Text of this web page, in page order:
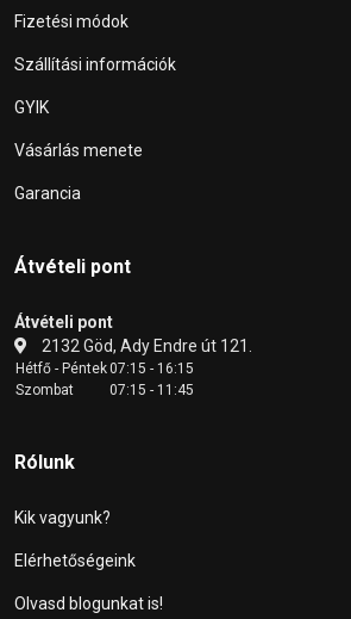
Fizetési módok
Szállítási információk
GYIK
Vásárlás menete
Garancia
Átvételi pont
Átvételi pont
2132 Göd, Ady Endre út 121.
Hétfő - Péntek07:15 - 16:15
Szombat
07:15 - 11:45
Rólunk
Kik vagyunk?
Elérhetőségeink
Olvasd blogunkat is!